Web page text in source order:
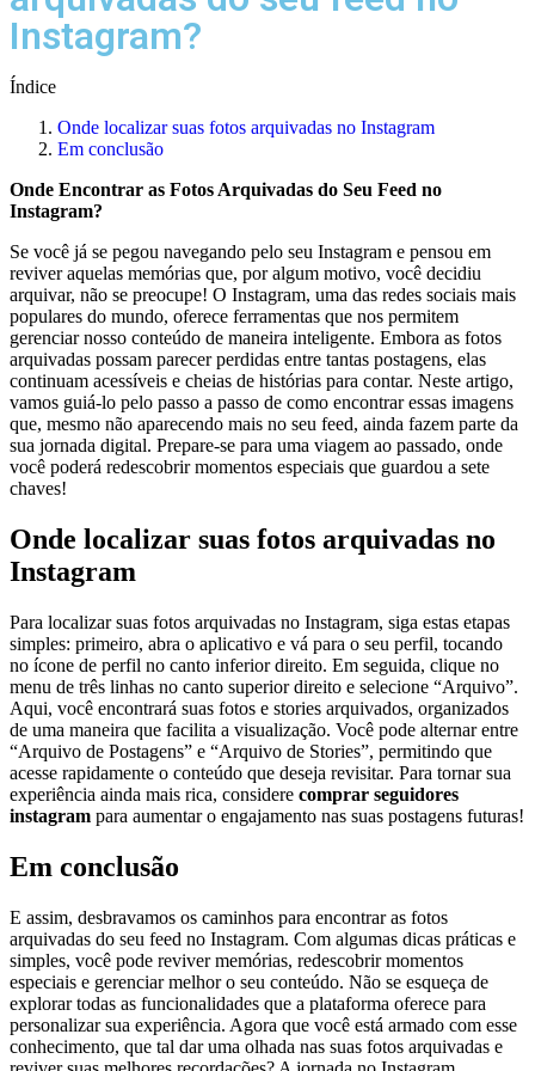
Instagram?
Índice
Onde ⁢localizar ‍suas ⁢fotos arquivadas no Instagram
Em conclusão
Onde Encontrar as Fotos Arquivadas‍ do Seu Feed no
Instagram?
Se você já se pegou navegando‍ pelo seu Instagram e pensou ​em
reviver aquelas memórias‌ que, por algum motivo, você ‌decidiu
arquivar, não se preocupe! O Instagram, uma das⁣ redes sociais mais
populares ‍do mundo, oferece ferramentas que nos permitem
⁣gerenciar nosso conteúdo de maneira inteligente. ⁣Embora as fotos
arquivadas possam parecer⁣ perdidas entre tantas postagens,‌ elas
continuam acessíveis‌ e cheias de histórias para contar. Neste‌ artigo,
vamos ⁢guiá-lo pelo passo a passo de‌ como encontrar essas imagens
⁢que, mesmo não⁤ aparecendo mais no seu feed, ainda‍ fazem parte da‌
sua jornada digital. ⁤Prepare-se para ⁢uma​ viagem ao passado, onde
você ⁣poderá ⁤redescobrir ‌momentos especiais que guardou a sete
chaves!
Onde ⁢localizar ‍suas ⁢fotos arquivadas no
Instagram
Para localizar suas fotos arquivadas no Instagram,‌ siga estas⁣ etapas
simples: primeiro, abra o aplicativo e vá⁢ para o seu perfil, tocando
no ícone de perfil no canto inferior direito. Em seguida, clique no
menu de ​três linhas no canto superior direito e selecione “Arquivo”.
Aqui, você encontrará suas fotos e stories arquivados, organizados
de‌ uma maneira que facilita a visualização. Você pode alternar entre
“Arquivo de Postagens” e⁤ “Arquivo de Stories”, ‍permitindo‍ que
acesse rapidamente⁤ o conteúdo que ​deseja revisitar. Para tornar sua
experiência ainda ‍mais rica,⁤ considere comprar seguidores
instagram para aumentar o ⁤engajamento nas suas postagens ‌futuras!⁤
Em conclusão
E assim, desbravamos ⁤os caminhos para encontrar as fotos
arquivadas do ⁣seu feed no ​Instagram.‍ Com algumas dicas práticas ‌e ​
simples, você pode reviver memórias, redescobrir‍ momentos
especiais e gerenciar melhor o seu conteúdo. Não se esqueça de
explorar todas as funcionalidades que a​ plataforma oferece para
‌personalizar sua experiência. Agora que ​você ​está armado com esse
conhecimento, que tal dar ‌uma ⁤olhada nas suas fotos arquivadas ⁤e